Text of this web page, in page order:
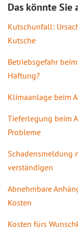
Das könnte Sie
Kutschunfall:
Kutsche
Betriebsgefahr
Haftung?
Klimaanlage beim
Tieferlegung beim
Probleme
Schadensmeldung
verständigen
Abnehmbare
Kosten
Kosten fürs